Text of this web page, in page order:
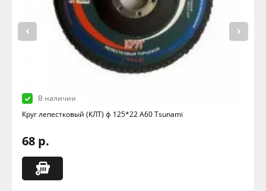
В наличии
Круг лепестковый (КЛТ) ф 125*22 А60 Tsunami
68 р.